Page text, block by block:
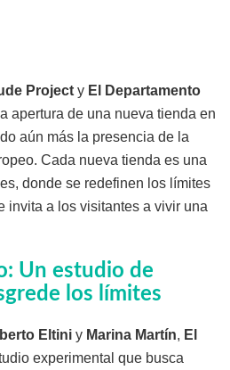
Project y El Departamento
apertura de una nueva tienda en
aún más la presencia de la
Cada nueva tienda es una
donde se redefinen los límites
invita a los visitantes a vivir una
Un estudio de
los límites
Eltini y Marina Martín, El
experimental que busca